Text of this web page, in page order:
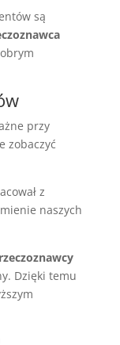
są
przy
zobaczyć
z
naszych
rzeczoznawcy
Dzięki temu